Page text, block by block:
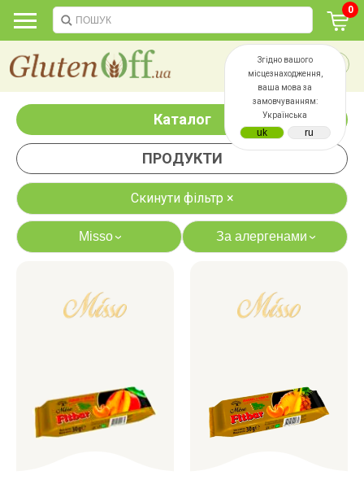
Згідно вашого
місцезнаходження,
ваша мова за
замовчуванням:
Українська
0
Каталог
ПРОДУКТИ
Скинути фільтр ×
Misso› За алергенами›
казеїну сої